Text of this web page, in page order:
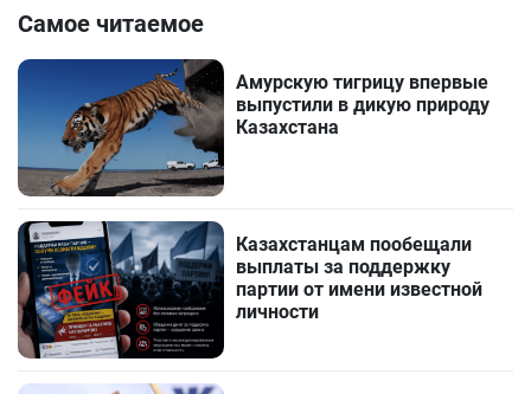
Самое читаемое
Амурскую тигрицу впервые
выпустили в дикую природу
Казахстана
Казахстанцам пообещали
выплаты за поддержку
партии от имени известной
личности